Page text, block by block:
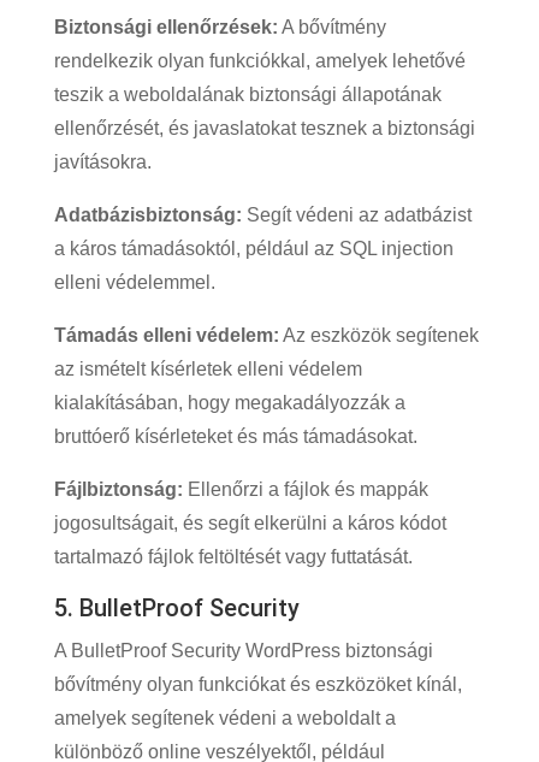
Biztonsági ellenőrzések: A bővítmény
rendelkezik olyan funkciókkal, amelyek lehetővé
teszik a weboldalának biztonsági állapotának
ellenőrzését, és javaslatokat tesznek a biztonsági
javításokra.
Adatbázisbiztonság: Segít védeni az adatbázist
a káros támadásoktól, például az SQL injection
elleni védelemmel.
Támadás elleni védelem: Az eszközök segítenek
az ismételt kísérletek elleni védelem
kialakításában, hogy megakadályozzák a
bruttóerő kísérleteket és más támadásokat.
Fájlbiztonság: Ellenőrzi a fájlok és mappák
jogosultságait, és segít elkerülni a káros kódot
tartalmazó fájlok feltöltését vagy futtatását.
5. BulletProof Security
A BulletProof Security WordPress biztonsági
bővítmény olyan funkciókat és eszközöket kínál,
amelyek segítenek védeni a weboldalt a
különböző online veszélyektől, például